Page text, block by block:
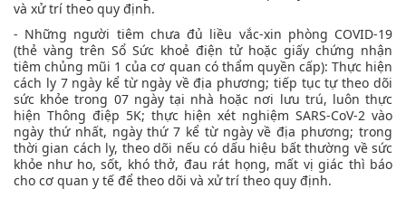
và xử trí theo quy định.
- Những người tiêm chưa đủ liều vắc-xin phòng COVID-19
(thẻ vàng trên Sổ Sức khoẻ điện tử hoặc giấy chứng nhận
tiêm chủng mũi 1 của cơ quan có thẩm quyền cấp): Thực hiện
cách ly 7 ngày kể từ ngày về địa phương; tiếp tục tự theo dõi
sức khỏe trong 07 ngày tại nhà hoặc nơi lưu trú, luôn thực
hiện Thông điệp 5K; thực hiện xét nghiệm SARS-CoV-2 vào
ngày thứ nhất, ngày thứ 7 kể từ ngày về địa phương; trong
thời gian cách ly, theo dõi nếu có dấu hiệu bất thường về sức
khỏe như ho, sốt, khó thở, đau rát họng, mất vị giác thì báo
cho cơ quan y tế để theo dõi và xử trí theo quy định.